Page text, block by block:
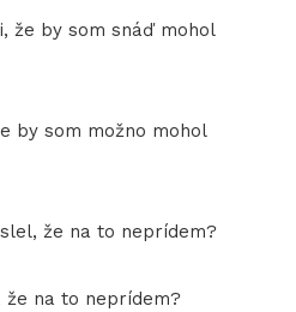
že by som snáď mohol
by som možno mohol
že na to neprídem?
že na to neprídem?